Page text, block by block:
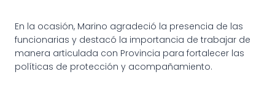
En la ocasión, Marino agradeció la presencia de las
funcionarias y destacó la importancia de trabajar de
manera articulada con Provincia para fortalecer las
políticas de protección y acompañamiento.